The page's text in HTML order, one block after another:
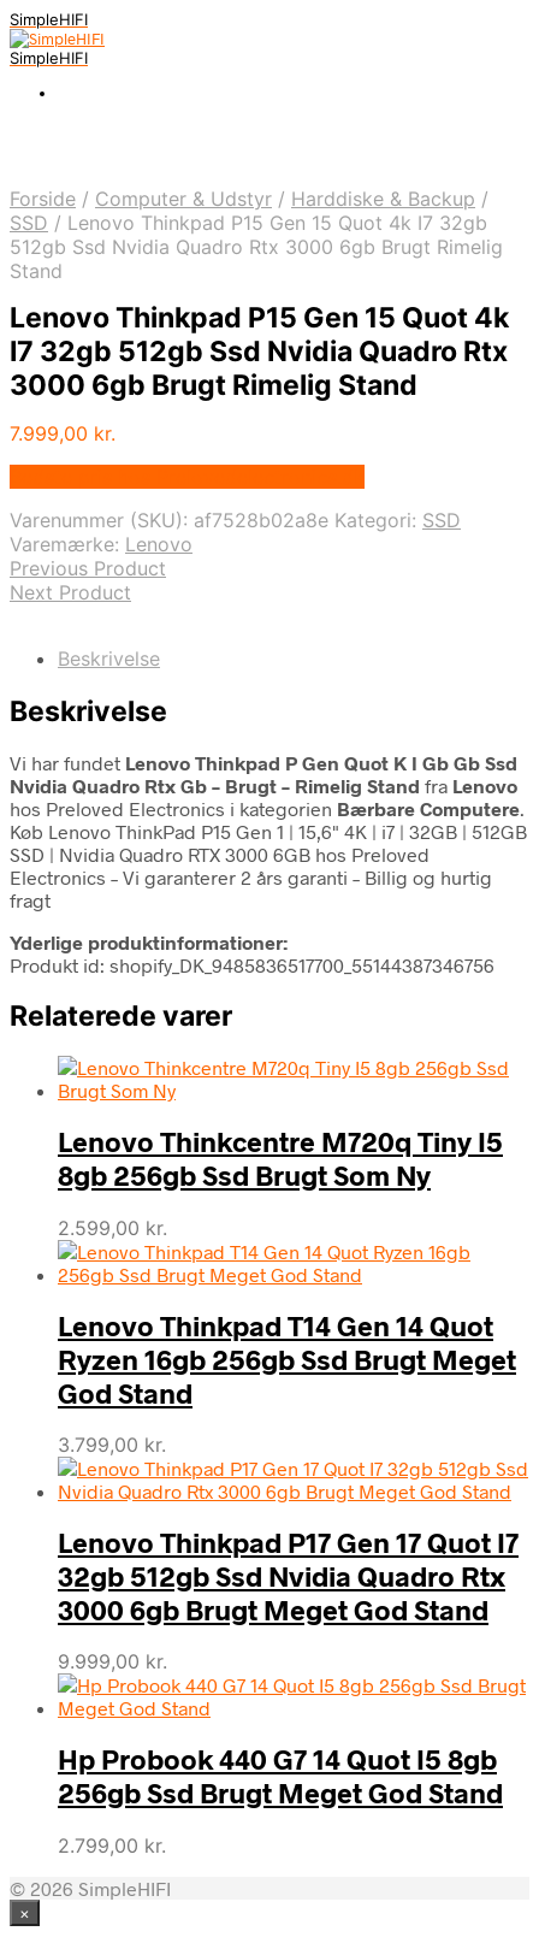
SimpleHIFI
SimpleHIFI
Forside / Computer & Udstyr / Harddiske & Backup /
SSD / Lenovo Thinkpad P15 Gen 15 Quot 4k I7 32gb
512gb Ssd Nvidia Quadro Rtx 3000 6gb Brugt Rimelig
Stand
Lenovo Thinkpad P15 Gen 15 Quot 4k
I7 32gb 512gb Ssd Nvidia Quadro Rtx
3000 6gb Brugt Rimelig Stand
7.999,00 kr.
Varenummer (SKU): af7528b02a8e Kategori: SSD
Varemærke: Lenovo
Previous Product
Next Product
Beskrivelse
Beskrivelse
Vi har fundet Lenovo Thinkpad P Gen Quot K I Gb Gb Ssd
Nvidia Quadro Rtx Gb – Brugt – Rimelig Stand fra Lenovo
hos Preloved Electronics i kategorien Bærbare Computere.
Køb Lenovo ThinkPad P15 Gen 1 | 15,6" 4K | i7 | 32GB | 512GB
SSD | Nvidia Quadro RTX 3000 6GB hos Preloved
Electronics – Vi garanterer 2 års garanti – Billig og hurtig
fragt
Yderlige produktinformationer:
Produkt id: shopify_DK_9485836517700_55144387346756
Relaterede varer
Lenovo Thinkcentre M720q Tiny I5
8gb 256gb Ssd Brugt Som Ny
2.599,00 kr.
Lenovo Thinkpad T14 Gen 14 Quot
Ryzen 16gb 256gb Ssd Brugt Meget
God Stand
3.799,00 kr.
Lenovo Thinkpad P17 Gen 17 Quot I7
32gb 512gb Ssd Nvidia Quadro Rtx
3000 6gb Brugt Meget God Stand
9.999,00 kr.
Hp Probook 440 G7 14 Quot I5 8gb
256gb Ssd Brugt Meget God Stand
2.799,00 kr.
© 2026 SimpleHIFI
×